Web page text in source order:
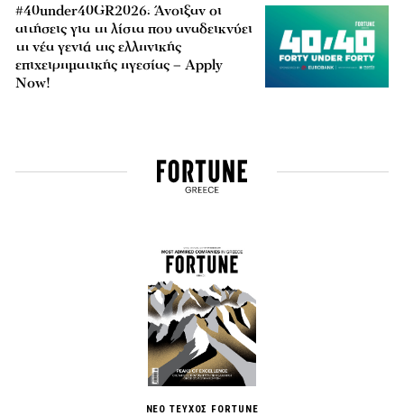
#40under40GR2026: Άνοιξαν οι
αιτήσεις για τη λίστα που αναδεικνύει
τη νέα γενιά της ελληνικής
επιχειρηματικής ηγεσίας – Apply
Now!
ΝΕΟ ΤΕΥΧΟΣ FORTUNE